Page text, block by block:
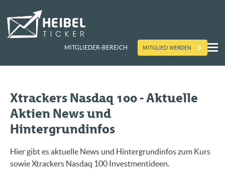
MITGLIEDER-BEREICH MITGLIED WERDEN
Xtrackers Nasdaq 100 - Aktuelle
Aktien News und
Hintergrundinfos
Hier gibt es aktuelle News und Hintergrundinfos zum Kurs
sowie Xtrackers Nasdaq 100 Investmentideen.